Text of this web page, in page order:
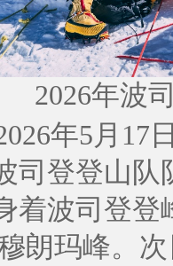
2026年波
年5月17
司登登山
着波司登登
朗玛峰。